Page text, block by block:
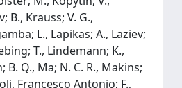
B., Krauss; V. G.,
L., Lapikas; A., Laziev;
T., Lindemann; K.,
B. Q., Ma; N. C. R., Makins;
Francesco Antonio; F.,